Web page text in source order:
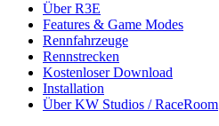
Über R3E
Features & Game Modes
Rennfahrzeuge
Rennstrecken
Kostenloser Download
Installation
Über KW Studios / RaceRoom